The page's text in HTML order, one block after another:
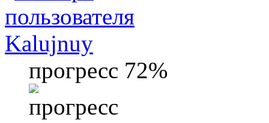
Kalujnuy
прогресс 72%